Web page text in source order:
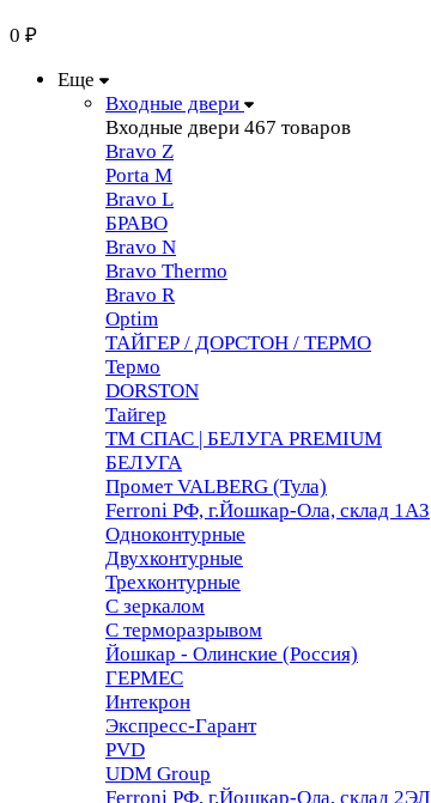
0 ₽
Еще
Входные двери
Входные двери 467 товаров
Bravo Z
Porta М
Bravo L
БРАВО
Bravo N
Bravo Thermo
Bravo R
Optim
ТАЙГЕР / ДОРСТОН / ТЕРМО
Термо
DORSTON
Тайгер
ТМ СПАС | БЕЛУГА PREMIUM
БЕЛУГА
Промет VALBERG (Тула)
Ferroni РФ, г.Йошкар-Ола, склад 1АЗ
Одноконтурные
Двухконтурные
Трехконтурные
С зеркалом
С терморазрывом
Йошкар - Олинские (Россия)
ГЕРМЕС
Интекрон
Экспресс-Гарант
PVD
UDM Group
Ferroni РФ, г.Йошкар-Ола, склад 2ЭЛ